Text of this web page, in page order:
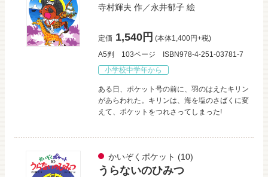
寺村輝夫 作／永井郁子 絵
定価 1,540円 (本体1,400円+税)
A5判
103ページ
ISBN978-4-251-03781-7
小学校中学年から
ある日、ポケット号の前に、羽のはえたキリン
があらわれた。キリンは、海を塩のさばくに変
えて、ポケットをつれさってしまった!
かいぞくポケット (10)
うらないのひみつ